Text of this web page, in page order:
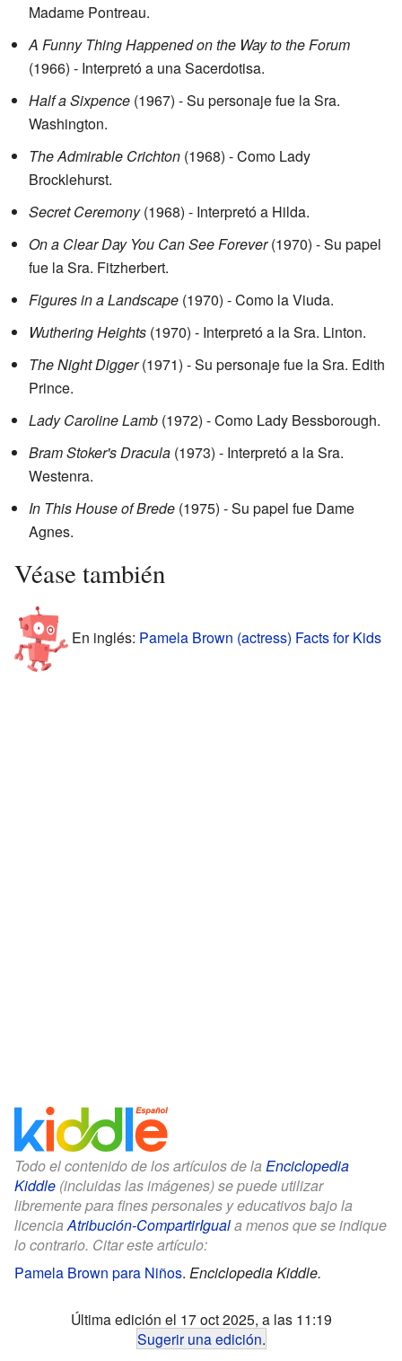
Madame Pontreau.
A Funny Thing Happened on the Way to the Forum
(1966) - Interpretó a una Sacerdotisa.
Half a Sixpence (1967) - Su personaje fue la Sra.
Washington.
The Admirable Crichton (1968) - Como Lady
Brocklehurst.
Secret Ceremony(1968) - Interpretó a Hilda.
On a Clear Day You Can See Forever(1970) - Su papel
fue la Sra. Fitzherbert.
Figures in a Landscape (1970) - Como la Viuda.
Wuthering Heights (1970) - Interpretó a la Sra. Linton.
The Night Digger(1971) - Su personaje fue la Sra. Edith
Prince.
Lady Caroline Lamb (1972) - Como Lady Bessborough.
Bram Stoker's Dracula (1973) - Interpretó a la Sra.
Westenra.
In This House of Brede (1975) - Su papel fue Dame
Agnes.
Véase también
En inglés: Pamela Brown (actress) Facts for Kids
Todo el contenido de los artículos de la Enciclopedia
Kiddle (incluidas las imágenes) se puede utilizar
libremente para fines personales y educativos bajo la
licenciaAtribución-CompartirIguala menos que se indique
lo contrario. Citar este artículo:
Pamela Brown para Niños. Enciclopedia Kiddle.
Última edición el 17 oct 2025, a las 11:19
Sugerir una edición.